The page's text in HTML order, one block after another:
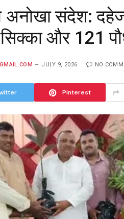
अनोखा संदेश:
और 121
JULY 9, 2026 NO
Pinterest